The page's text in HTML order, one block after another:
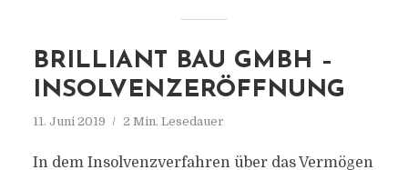
BRILLIANT BAU GMBH –
INSOLVENZERÖFFNUNG
11. Juni 2019 2 Min. Lesedauer
In dem Insolvenzverfahren über das Vermögen